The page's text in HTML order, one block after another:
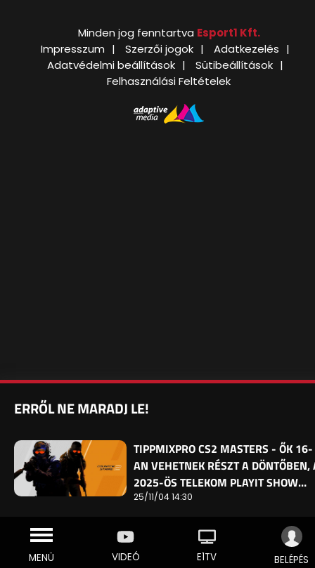
Minden jog fenntartva Esport1 Kft.
Impresszum
Szerzői jogok
Adatkezelés
Adatvédelmi beállítások
Sütibeállítások
Felhasználási Feltételek
MENÜ VIDEÓ E1TV BELÉPÉS
ERRŐL NE MARADJ LE!
TIPPMIXPRO CS2 MASTERS - ŐK 16-
AN VEHETNEK RÉSZT A DÖNTŐBEN,
2025-ÖS TELEKOM PLAYIT SHOW…
25/11/04 14:30